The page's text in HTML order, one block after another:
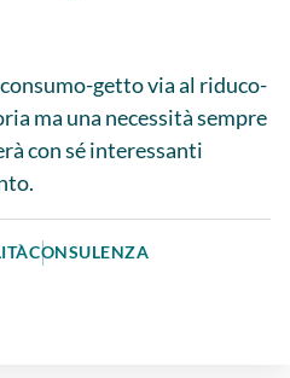
getto via al riduco-
ma una necessità sempre
con sé interessanti
CONSULENZA